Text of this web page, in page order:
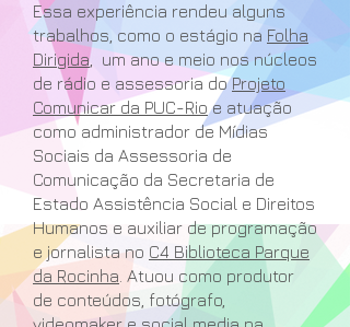
Essa experiência rendeu alguns
trabalhos, como o estágio na Folha
Dirigida, um ano e meio nos núcleos
de rádio e assessoria doProjeto
Comunicar da PUC-Rioe atuação
como administrador de Mídias
Sociais da Assessoria de
Comunicação da Secretaria de
Estado Assistência Social e Direitos
Humanos e auxiliar de programação
e jornalista no C4 Biblioteca Parque
da Rocinha . Atuou como produtor
de conteúdos, fotógrafo,